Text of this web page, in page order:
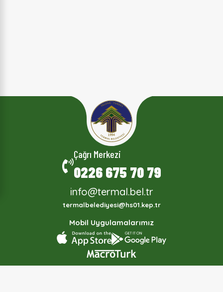
Çağrı Merkezi
0226 675 70 79
info@termal.bel.tr
termalbelediyesi@hs01.kep.tr
Mobil Uygulamalarımız